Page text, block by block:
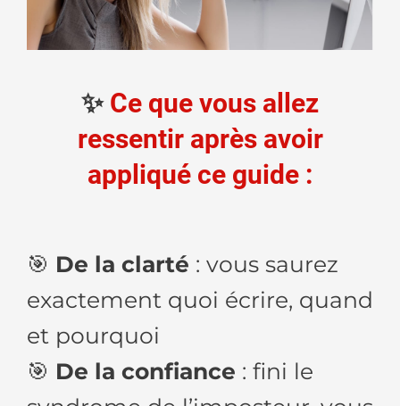
✨ Ce que vous allez
ressentir après avoir
appliqué ce guide :
🎯 De la clarté : vous saurez
exactement quoi écrire, quand
et pourquoi
🎯 De la confiance : fini le